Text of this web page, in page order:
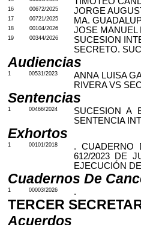
16 00672/2025 JORGE
17 00721/2025 MA.
18 00104/2026 JOSE MANUEL
19 00344/2026
SUCESION
SECRETO.
Audiencias
1 00531/2023
ANNA LUISA
RIVERA VS
Sentencias
1 00466/2024
SUCESION A
SENTENCIA
Exhortos
1 00101/2018
. CUADERNO
612/2023 DE
EJECUCIÓN
Cuadernos De
1 00003/2026 .
TERCER
Acuerdos